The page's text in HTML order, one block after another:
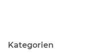
Kategorien